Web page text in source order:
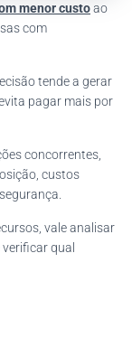
menor custoao
com
tende a gerar
pagar mais por
concorrentes,
custos
vale analisar
verificar qual